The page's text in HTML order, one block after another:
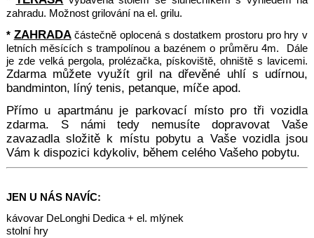
zahradu. Možnost grilování na el. grilu.
* ZAHRADAčástečně oplocená s dostatkem prostoru pro hry v
letních měsících s trampolínou a bazénem o průměru 4m. Dále
je zde velká pergola, prolézačka, pískoviště, ohniště s lavicemi.
Zdarma můžete využít gril na dřevěné uhlí s udírnou,
bandminton, líný tenis, petanque, míče apod.
Přímo u apartmánu je parkovací místo pro tři vozidla
zdarma. S námi tedy nemusíte dopravovat Vaše
zavazadla složitě k místu pobytu a Vaše vozidla jsou
Vám k dispozici kdykoliv, během celého Vašeho pobytu.
JEN U NÁS NAVÍC:
kávovar DeLonghi Dedica + el. mlýnek
stolní hry